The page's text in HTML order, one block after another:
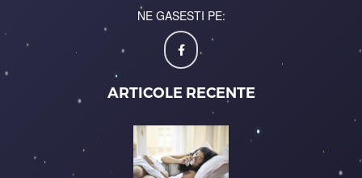
NE GASESTI PE:
ARTICOLE RECENTE